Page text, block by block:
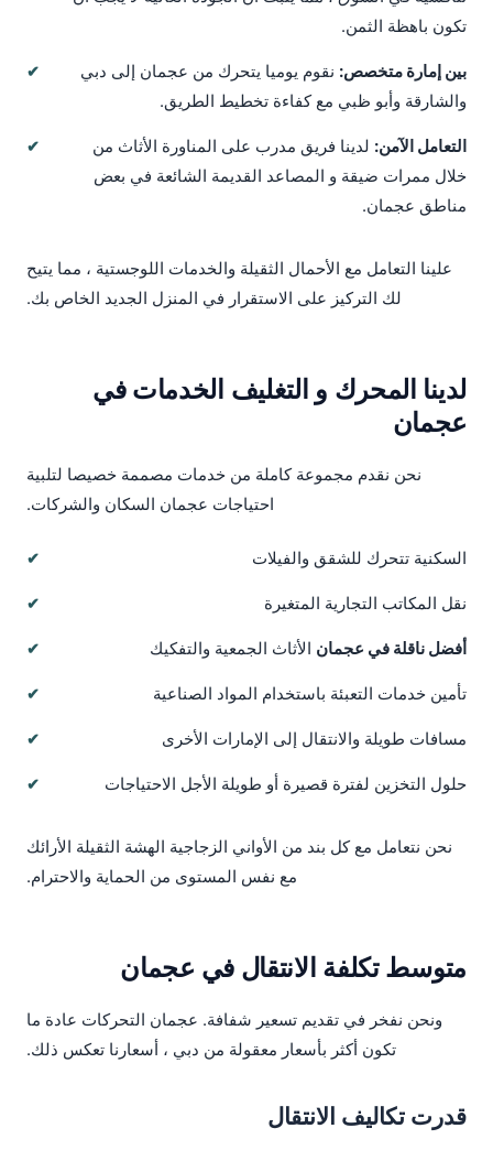
تكون باهظة الثمن.
بين إمارة متخصص: نقوم يوميا يتحرك من عجمان إلى دبي
والشارقة وأبو ظبي مع كفاءة تخطيط الطريق.
التعامل الآمن: لدينا فريق مدرب على المناورة الأثاث من
خلال ممرات ضيقة و المصاعد القديمة الشائعة في بعض
مناطق عجمان.
علينا التعامل مع الأحمال الثقيلة والخدمات اللوجستية ، مما يتيح
لك التركيز على الاستقرار في المنزل الجديد الخاص بك.
لدينا المحرك و التغليف الخدمات في
عجمان
نحن نقدم مجموعة كاملة من خدمات مصممة خصيصا لتلبية
احتياجات عجمان السكان والشركات.
السكنية تتحرك للشقق والفيلات
نقل المكاتب التجارية المتغيرة
أفضل ناقلة في عجمان الأثاث الجمعية والتفكيك
تأمين خدمات التعبئة باستخدام المواد الصناعية
مسافات طويلة والانتقال إلى الإمارات الأخرى
حلول التخزين لفترة قصيرة أو طويلة الأجل الاحتياجات
نحن نتعامل مع كل بند من الأواني الزجاجية الهشة الثقيلة الأرائك
مع نفس المستوى من الحماية والاحترام.
متوسط تكلفة الانتقال في عجمان
ونحن نفخر في تقديم تسعير شفافة. عجمان التحركات عادة ما
تكون أكثر بأسعار معقولة من دبي ، أسعارنا تعكس ذلك.
قدرت تكاليف الانتقال